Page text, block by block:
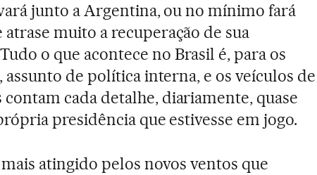
junto a Argentina, ou no mínimo fará
atrase muito a recuperação de sua
o que acontece no Brasil é, para os
assunto de política interna, e os veículos de
cada detalhe, diariamente, quase
presidência que estivesse em jogo.
atingido pelos novos ventos que